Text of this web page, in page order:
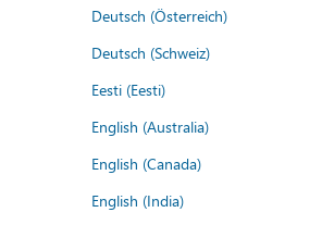
Deutsch (Österreich)
Deutsch (Schweiz)
Eesti (Eesti)
English (Australia)
English (Canada)
English (India)